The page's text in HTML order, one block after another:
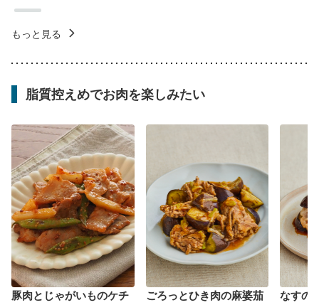
もっと見る
脂質控えめでお肉を楽しみたい
豚肉とじゃがいものケチ
ごろっとひき肉の麻婆茄
なすの